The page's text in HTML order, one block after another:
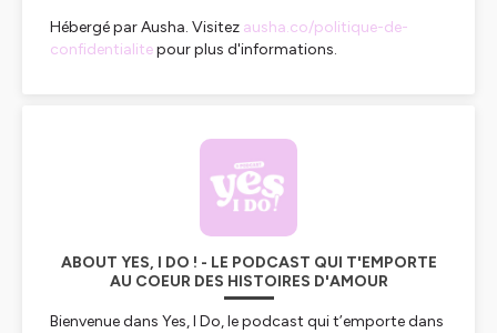
Hébergé par Ausha. Visitez ausha.co/politique-de-
confidentialitepour plus d'informations.
ABOUT YES, I DO ! - LE PODCAST QUI T'EMPORTE
AU COEUR DES HISTOIRES D'AMOUR
Bienvenue dans Yes, I Do, le podcast qui t’emporte dans